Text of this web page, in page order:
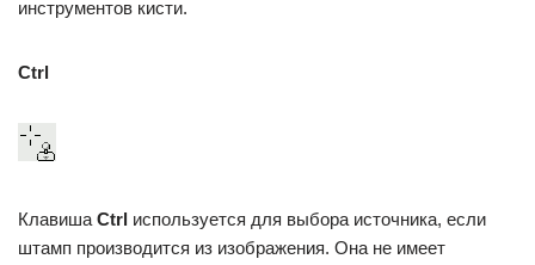
инструментов кисти.
Ctrl
Клавиша Ctrl используется для выбора источника, если
штамп производится из изображения. Она не имеет